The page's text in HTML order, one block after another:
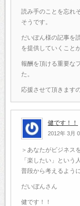
読み手のことを忘れ
そうです。
だいぽん様の記事を
を提供していくことが
報酬を頂ける重要な
た。
応援させて頂きます
健です！！
2012年 3月
＞あなたがビジネス
「楽したい」という
普段から考えるよう
だいぼんさん
健です！！